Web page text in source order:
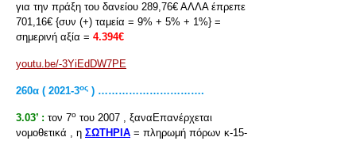
για την πράξη του δανείου 289,76€ ΑΛΛΑ έπρεπε
701,16€ {συν (+) ταμεία = 9% + 5% + 1%} =
σημερινή αξία = 4.394€
youtu.be/-3YiEdDW7PE
260α ( 2021-3ος ) ………………………….
3.03’ : τον 7ο του 2007 , ξαναΕπανέρχεται
νομοθετικά , η ΣΩΤΗΡΙΑ = πληρωμή πόρων κ-15-